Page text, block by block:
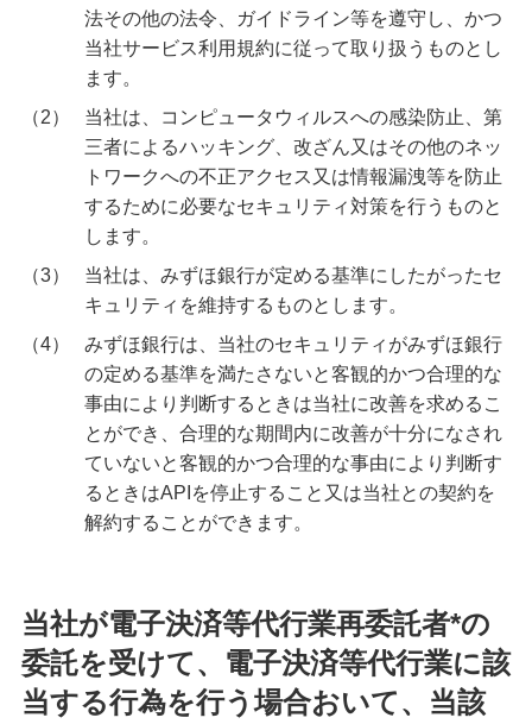
法その他の法令、ガイドライン等を遵守し、かつ
当社サービス利用規約に従って取り扱うものとし
ます。
（2）
当社は、コンピュータウィルスへの感染防止、第
三者によるハッキング、改ざん又はその他のネッ
トワークへの不正アクセス又は情報漏洩等を防止
するために必要なセキュリティ対策を行うものと
します。
（3）
当社は、みずほ銀行が定める基準にしたがったセ
キュリティを維持するものとします。
（4）
みずほ銀行は、当社のセキュリティがみずほ銀行
の定める基準を満たさないと客観的かつ合理的な
事由により判断するときは当社に改善を求めるこ
とができ、合理的な期間内に改善が十分になされ
ていないと客観的かつ合理的な事由により判断す
るときはAPIを停止すること又は当社との契約を
解約することができます。
当社が電子決済等代行業再委託者*の
委託を受けて、電子決済等代行業に該
当する行為を行う場合おいて、当該